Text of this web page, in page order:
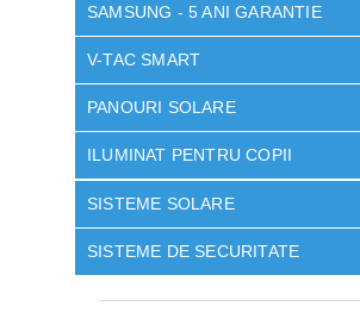
SAMSUNG - 5 ANI GARANTIE
V-TAC SMART
PANOURI SOLARE
ILUMINAT PENTRU COPII
SISTEME SOLARE
SISTEME DE SECURITATE